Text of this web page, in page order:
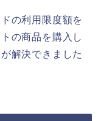
の利用限度額を
の商品を購入し
解決できました